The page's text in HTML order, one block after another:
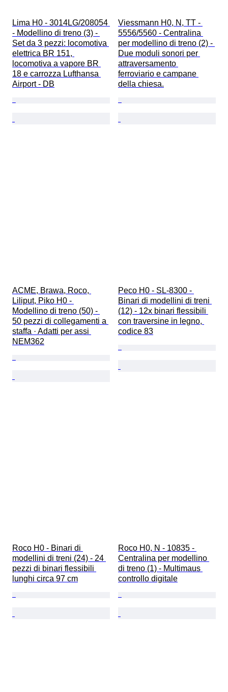
Lima H0 - 3014LG/208054
- Modellino di treno (3) -
Set da 3 pezzi: locomotiva
elettrica BR 151,
locomotiva a vapore BR
18 e carrozza Lufthansa
Airport - DB
Viessmann H0, N, TT -
5556/5560 - Centralina
per modellino di treno (2) -
Due moduli sonori per
attraversamento
ferroviario e campane
della chiesa.
ACME, Brawa, Roco,
Liliput, Piko H0 -
Modellino di treno (50) -
50 pezzi di collegamenti a
staffa · Adatti per assi
NEM362
Peco H0 - SL-8300 -
Binari di modellini di treni
(12) - 12x binari flessibili
con traversine in legno,
codice 83
Roco H0 - Binari di
modellini di treni (24) - 24
pezzi di binari flessibili
lunghi circa 97 cm
Roco H0, N - 10835 -
Centralina per modellino
di treno (1) - Multimaus
controllo digitale